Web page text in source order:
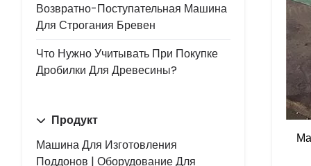
Возвратно-Поступательная Машина
Для Строгания Бревен
Что Нужно Учитывать При Покупке
Дробилки Для Древесины?
Продукт
Машина Для Изготовления
Поддонов | Оборудование Для